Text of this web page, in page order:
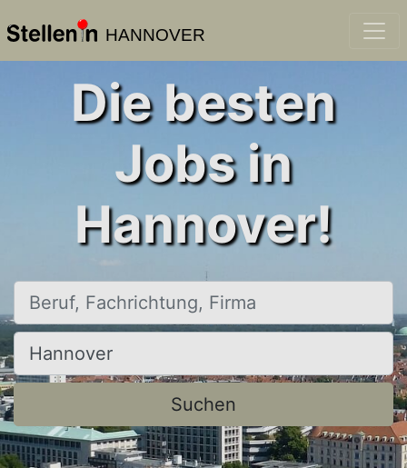
HANNOVER
Die besten
Jobs in
Hannover!
Beruf, Fachrichtung, Firma
Ort, Stadt
Suchen